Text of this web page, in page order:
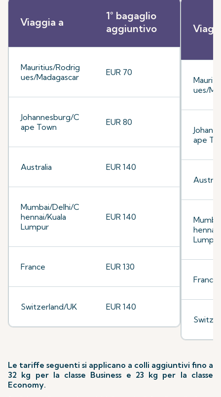
Viaggia a
1° bagaglio
aggiuntivo
Mauritius/Rodrig
ues/Madagascar
EUR 70
Johannesburg/C
ape Town
EUR 80
Australia EUR 140
Mumbai/Delhi/C
hennai/Kuala
Lumpur
EUR 140
France EUR 130
Switzerland/UK EUR 140
ues/
ape
hennai/
Lumpur
France
Le tariffe seguenti si applicano a colli aggiuntivi fino a
32 kg per la classe Business e 23 kg per la classe
Economy.